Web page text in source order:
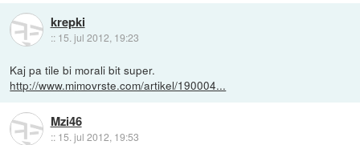
krepki
:: 15. jul 2012, 19:23
Kaj pa tile bi morali bit super.
http://www.mimovrste.com/artikel/190004...
Mzi46
:: 15. jul 2012, 19:53